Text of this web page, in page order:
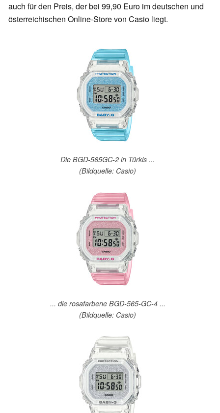
auch für den Preis, der bei 99,90 Euro im deutschen und
österreichischen Online-Store von Casio liegt.
Die BGD-565GC-2 in Türkis ...
(Bildquelle: Casio)
... die rosafarbene BGD-565-GC-4 ...
(Bildquelle: Casio)